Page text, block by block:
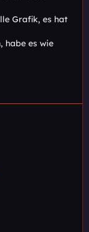
Grafik, es hat
habe es wie